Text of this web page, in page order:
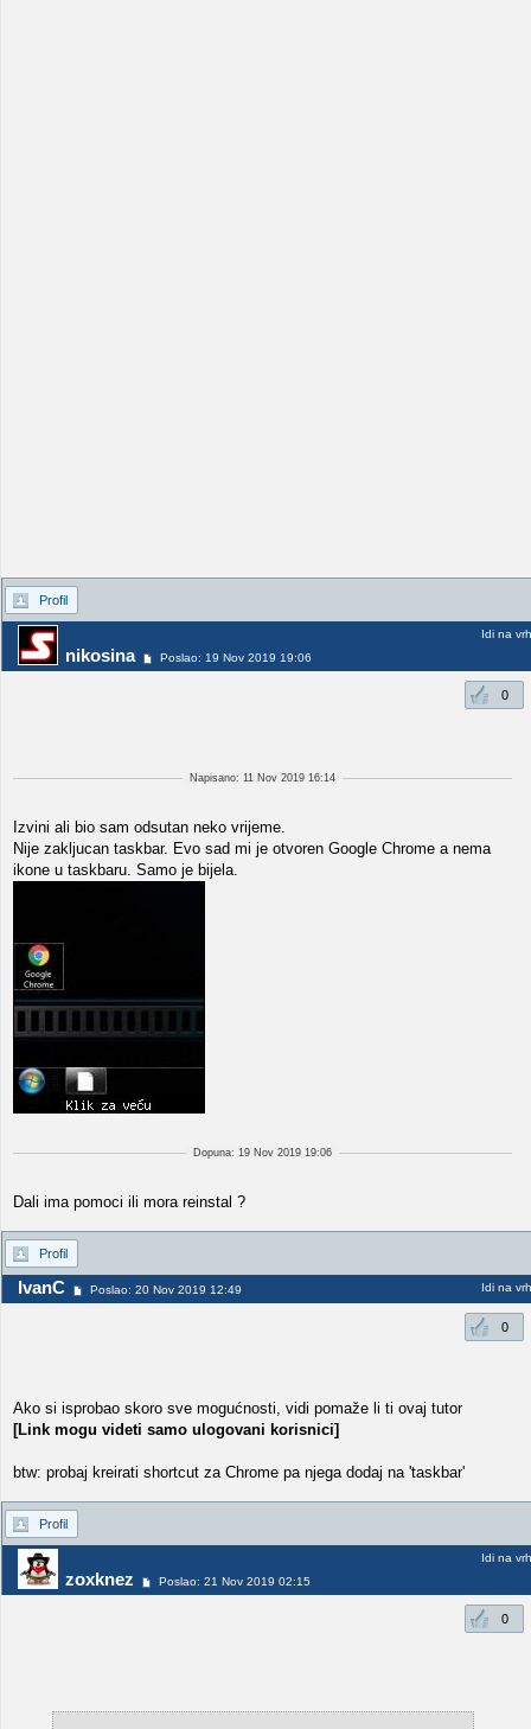
Profil
nikosina Poslao: 19 Nov 2019 19:06
Idi na vrh
0
Napisano: 11 Nov 2019 16:14
Izvini ali bio sam odsutan neko vrijeme.
Nije zakljucan taskbar. Evo sad mi je otvoren Google Chrome a nema
ikone u taskbaru. Samo je bijela.
Dopuna: 19 Nov 2019 19:06
Dali ima pomoci ili mora reinstal ?
Profil
IvanC Poslao: 20 Nov 2019 12:49 Idi na vrh
0
Ako si isprobao skoro sve mogućnosti, vidi pomaže li ti ovaj tutor
[Link mogu videti samo ulogovani korisnici]
btw: probaj kreirati shortcut za Chrome pa njega dodaj na 'taskbar'
Profil
zoxknez Poslao: 21 Nov 2019 02:15
Idi na vrh
0